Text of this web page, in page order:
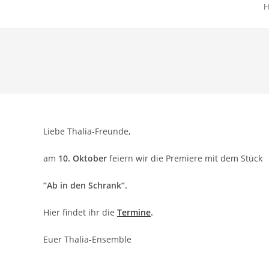
Liebe Thalia-Freunde,
am 10. Oktober feiern wir die Premiere mit dem Stück
“Ab in den Schrank“.
Hier findet ihr die Termine.
Euer Thalia-Ensemble